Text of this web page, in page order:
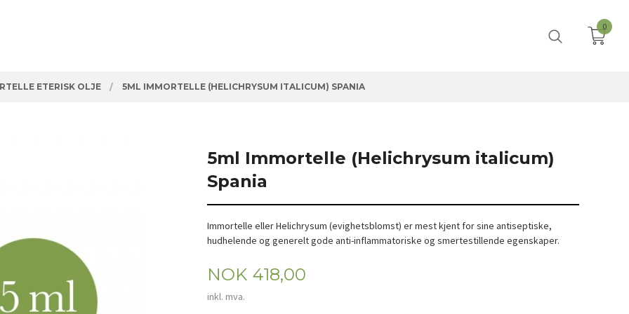
0
ETERISK OLJE 5ML IMMORTELLE (HELICHRYSUM ITALICUM) SPANIA
5ml Immortelle (Helichrysum italicum)
Spania
Immortelle eller Helichrysum (evighetsblomst) er mest kjent for sine antiseptiske,
hudhelende og generelt gode anti-inflammatoriske og smertestillende egenskaper.
Pris
NOK 418,00
inkl. mva.